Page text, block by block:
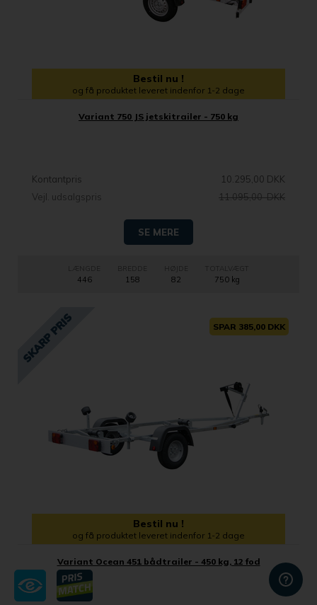
Bestil nu !
og få produktet leveret indenfor 1-2 dage
Variant 750 JS jetskitrailer - 750 kg
Kontantpris
10.295,00 DKK
Vejl. udsalgspris
11.095,00 DKK
SE MERE
446 158
HØJDE
82
TOTALVÆGT
750 kg
SPAR 385,00 DKK
Bestil nu !
og få produktet leveret indenfor 1-2 dage
Variant Ocean 451 bådtrailer - 450 kg, 12 fod